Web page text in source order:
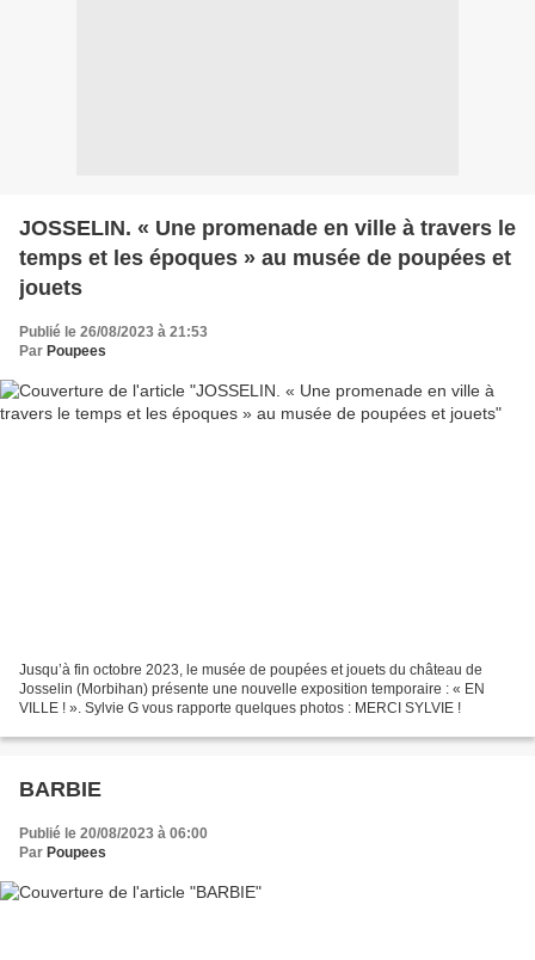
JOSSELIN. « Une promenade en ville à travers le
temps et les époques » au musée de poupées et
jouets
Publié le 26/08/2023 à 21:53
Par Poupees
Jusqu’à fin octobre 2023, le musée de poupées et jouets du château de
Josselin (Morbihan) présente une nouvelle exposition temporaire : « EN
VILLE ! ». Sylvie G vous rapporte quelques photos : MERCI SYLVIE !
BARBIE
Publié le 20/08/2023 à 06:00
Par Poupees